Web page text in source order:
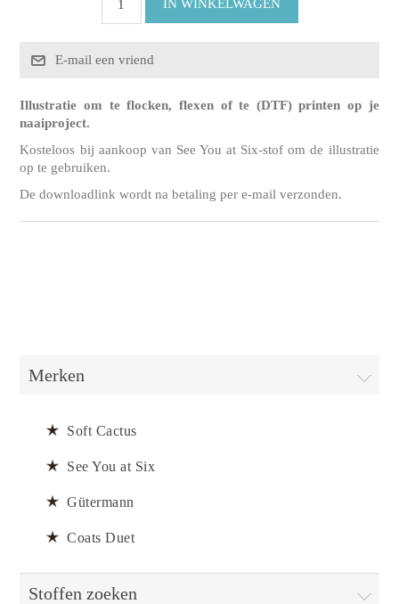
Illustratie om te flocken, flexen of te (DTF) printen op je
naaiproject.
Kosteloos bij aankoop van See You at Six-stof om de illustratie
op te gebruiken.
De downloadlink wordt na betaling per e-mail verzonden.
Merken
Soft Cactus
See You at Six
Gütermann
Coats Duet
Stoffen zoeken